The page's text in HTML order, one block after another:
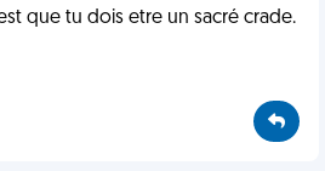
que tu dois etre un sacré crade.